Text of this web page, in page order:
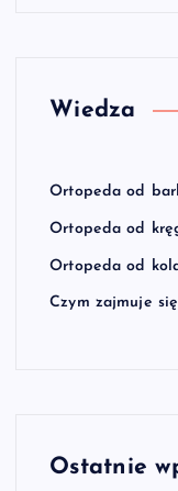
Wiedza
Ortopeda od
Ortopeda od
Ortopeda od
Czym zajmuje
Ostatnie